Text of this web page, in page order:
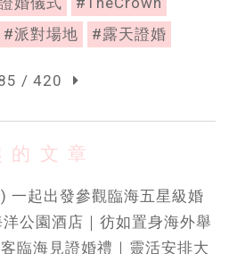
#派對場地 #露天證婚
/ 420
文章
一起出發參觀臨海五星級婚
公園酒店｜彷如置身海外舉
臨海見證婚禮｜靈活安排大